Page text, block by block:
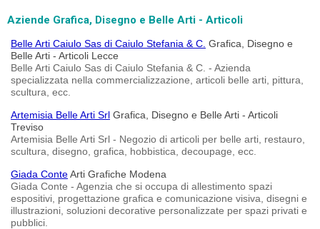
Aziende Grafica, Disegno e Belle Arti - Articoli
Belle Arti Caiulo Sas di Caiulo Stefania & C. Grafica, Disegno e
Belle Arti - Articoli Lecce
Belle Arti Caiulo Sas di Caiulo Stefania & C. - Azienda
specializzata nella commercializzazione, articoli belle arti, pittura,
scultura, ecc.
Artemisia Belle Arti Srl Grafica, Disegno e Belle Arti - Articoli
Treviso
Artemisia Belle Arti Srl - Negozio di articoli per belle arti, restauro,
scultura, disegno, grafica, hobbistica, decoupage, ecc.
Giada ConteArti Grafiche Modena
Giada Conte - Agenzia che si occupa di allestimento spazi
espositivi, progettazione grafica e comunicazione visiva, disegni e
illustrazioni, soluzioni decorative personalizzate per spazi privati e
pubblici.